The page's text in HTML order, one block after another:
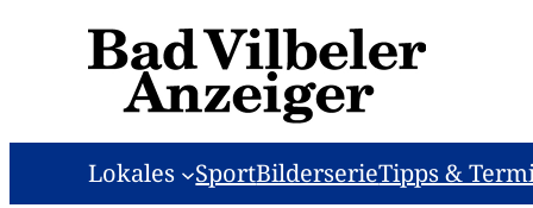
Lokales SportBilderserieTipps &